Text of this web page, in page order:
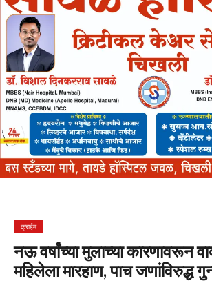
क्राईम
नऊ वर्षांच्या मुलाच्या कारणावरून
महिलेला मारहाण, पाच जणांविरुद्ध